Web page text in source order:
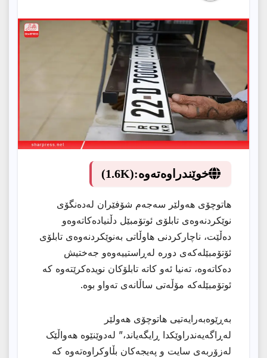
خوێندراوەتەوە:(1.6K)
هاتوچۆی هەولێر سەجەم شۆفێران لەدەنگۆی
نوێكردنەوەی تابلۆی ئوتۆمبێل دڵنیادەكاتەوەو
دەڵێت، ناچارکردنی هاوڵاتی بەنوێکردنەوەی تابلۆی
ئۆتۆمبێلەکەی دورە لەڕاستییەوەو جەختیش
دەكاتەوە، تەنیا ئەو كاتە تابلۆكان نویدەكرێتەوە كە
ئوتۆمبێلەكە مۆڵەتی ساڵانەی تەواو بوە.
بەڕێوەبەرایەتیی هاتوچۆی هەولێر
لەڕاگەیەندراوێكدا ڕایگەیاند،” لەدوێنێوە هەواڵێک
لەزۆربەی سایت و پەیجەکان بڵاوکراوەتەوە کە